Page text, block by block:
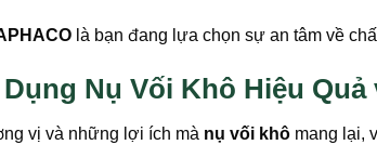
là bạn đang lựa chọn sự an tâm về
Nụ Vối Khô Hiệu Quả
vị và những lợi ích mà nụ vối khô mang lại,